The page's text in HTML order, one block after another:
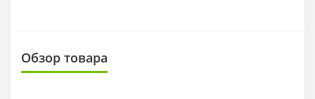
Обзор товара